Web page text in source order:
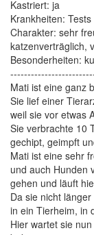
Kastriert: ja
Krankheiten:
Charakter: sehr
katzenverträglich,
Besonderheiten:
Mati ist eine ganz
Sie lief einer
weil sie vor etwas
Sie verbrachte 10
gechipt, geimpft
Mati ist eine sehr
und auch Hunden
gehen und läuft
Da sie nicht
in ein Tierheim, in
Hier wartet sie